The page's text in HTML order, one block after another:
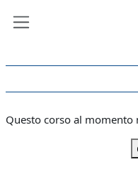
Questo corso al